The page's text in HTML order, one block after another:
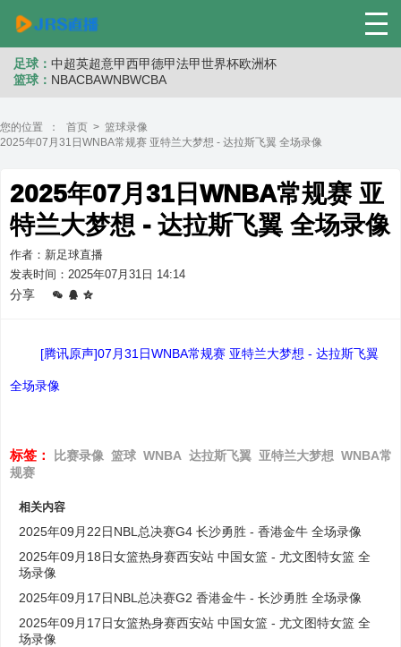
足球： 中超英超意甲西甲德甲法甲世界杯欧洲杯
篮球： NBACBAWNBWCBA
您的位置 ： 首页 > 篮球录像
2025年07月31日WNBA常规赛 亚特兰大梦想 - 达拉斯飞翼 全场录像
2025年07月31日WNBA常规赛 亚
特兰大梦想 - 达拉斯飞翼 全场录像
作者：新足球直播
发表时间：2025年07月31日 14:14
分享
[腾讯原声]07月31日WNBA常规赛 亚特兰大梦想 - 达拉斯飞翼
全场录像
标签： 比赛录像 篮球 WNBA 达拉斯飞翼 亚特兰大梦想 WNBA常
规赛
相关内容
2025年09月22日NBL总决赛G4 长沙勇胜 - 香港金牛 全场录像
2025年09月18日女篮热身赛西安站 中国女篮 - 尤文图特女篮 全
场录像
2025年09月17日NBL总决赛G2 香港金牛 - 长沙勇胜 全场录像
2025年09月17日女篮热身赛西安站 中国女篮 - 尤文图特女篮 全
场录像